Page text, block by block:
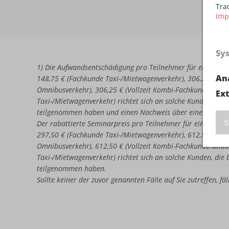
1) Die Aufwandsentschädigung pro Teilnehmer für eine
148,75 € (Fachkunde Taxi-/Mietwagenverkehr), 306,25 €
Omnibusverkehr), 306,25 € (Vollzeit Kombi-Fachkunde
Taxi-/Mietwagenverkehr) richtet sich an solche Kunden,
teilgenommen haben und einen Nachweis über eine nicht
Der rabattierte Seminarpreis pro Teilnehmer für eine
297,50 € (Fachkunde Taxi-/Mietwagenverkehr), 612,50 €
Omnibusverkehr), 612,50 € (Vollzeit Kombi-Fachkunde
Taxi-/Mietwagenverkehr) richtet sich an solche Kunden,
teilgenommen haben.
Sollte keiner der zuvor genannten Fälle auf Sie zutreffen,